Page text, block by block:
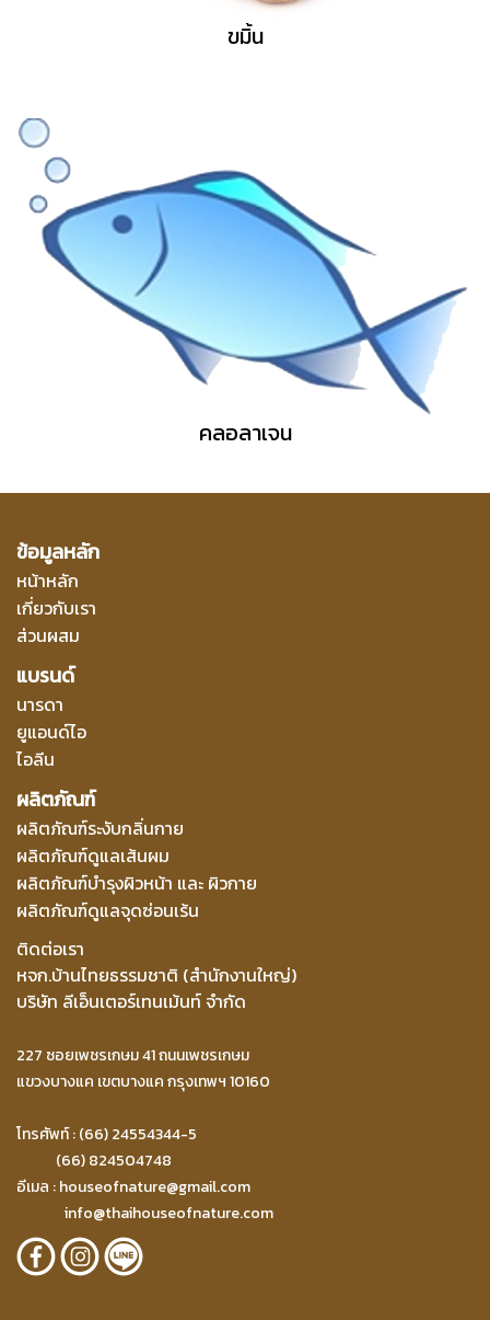
ขมิ้น
คลอลาเจน
ข้อมูลหลัก
หน้าหลัก
เกี่ยวกับเรา
ส่วนผสม
แบรนด์
นารดา
ยูแอนด์ไอ
ไอลีน
ผลิตภัณฑ์
ผลิตภัณฑ์ระงับกลิ่นกาย
ผลิตภัณฑ์ดูแลเส้นผม
ผลิตภัณฑ์บำรุงผิวหน้า และ ผิวกาย
ผลิตภัณฑ์ดูแลจุดซ่อนเร้น
ติดต่อเรา
หจก.บ้านไทยธรรมชาติ (สำนักงานใหญ่)
บริษัท ลีเอ็นเตอร์เทนเม้นท์ จำกัด
227 ซอยเพชรเกษม 41 ถนนเพชรเกษม
แขวงบางแค เขตบางแค กรุงเทพฯ 10160
โทรศัพท์ : (66) 24554344-5
(66) 824504748
อีเมล :houseofnature@gmail.com
info@thaihouseofnature.com